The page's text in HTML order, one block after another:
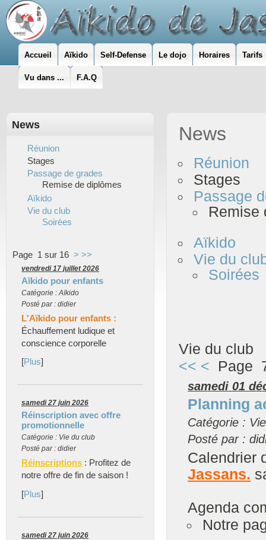
Accueil Aïkido Self-Defense Le dojo Horaires Tarifs
Vu dans ... F.A.Q
News
Réunion
Stages
Passage de grades
Remise de diplômes
Aïkido
Vie du club
Soirées
Page 1 sur 16 > >>
vendredi 17 juillet 2026
Aïkido pour enfants
Catégorie : Aïkido
Posté par : didier
L'Aïkido pour enfants :
Échauffement ludique et
conscience corporelle
[Plus]
samedi 27 juin 2026
Réinscription avec offre
promotionnelle
Catégorie : Vie du club
Posté par : didier
Réinscriptions : Profitez de
notre offre de fin de saison !
[Plus]
samedi 27 juin 2026
News
Réunion
Stages
Passage
Remise
Aïkido
Vie du
Soirées
Vie du club
<< < Page
samedi 01
Planning
Catégorie :
Posté par :
Calendrier
Jassans.
Agenda
Notre